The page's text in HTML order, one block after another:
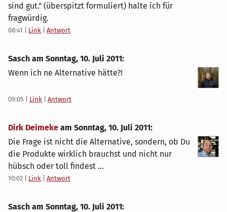
sind gut." (überspitzt formuliert) halte ich für
fragwürdig.
08:41 Link Antwort
Sasch am Sonntag, 10. Juli 2011:
Wenn ich ne Alternative hätte?!
09:05 Link Antwort
Dirk Deimeke am Sonntag, 10. Juli 2011:
Die Frage ist nicht die Alternative, sondern, ob Du
die Produkte wirklich brauchst und nicht nur
hübsch oder toll findest ...
10:02 Link Antwort
Sasch am Sonntag, 10. Juli 2011: